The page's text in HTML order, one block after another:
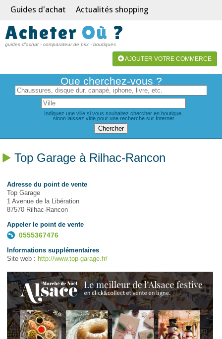
Guides d'achat Actualités shopping
Acheter Où ?
guides d'achat - comparateur de prix - boutiques
AJOUTER VOTRE COMMERCE
Que cherchez-vous ?
Indiquez une ville si vous souhaitez chercher en boutique,
sinon laissez vide pour une recherche sur Internet
Top Garage à Rilhac-Rancon
Adresse du point de vente
Top Garage
1 Avenue de la Libération
87570 Rilhac-Rancon
Appeler le point de vente
0555367476
Informations supplémentaires
Site web : http://www.top-garage.fr/